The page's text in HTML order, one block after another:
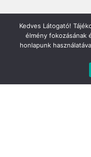
Kedves Látogató!
élmény fokozásának
honlapunk